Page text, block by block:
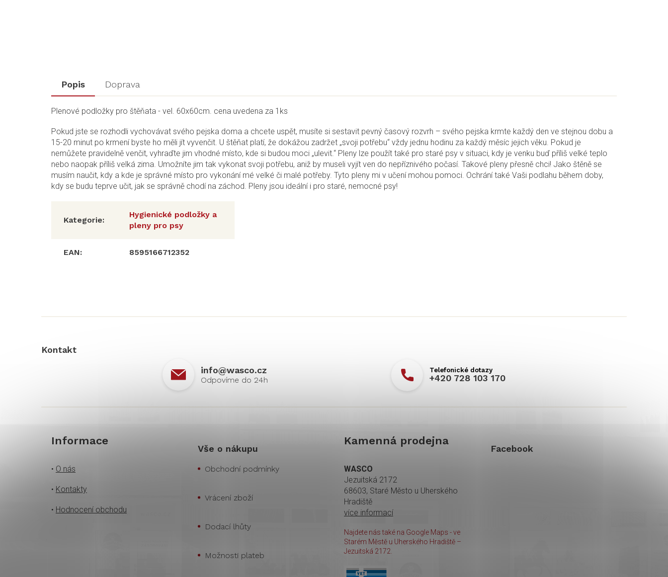
Popis Doprava
Plenové podložky pro štěňata - vel. 60x60cm. cena uvedena za 1ks
Pokud jste se rozhodli vychovávat svého pejska doma a chcete uspět, musíte si sestavit pevný časový rozvrh – svého pejska krmte každý den ve stejnou dobu a
15-20 minut po krmení byste ho měli jít vyvenčit. U štěňat platí, že dokážou zadržet „svoji potřebu“ vždy jednu hodinu za každý měsíc jejich věku. Pokud je
nemůžete pravidelně venčit, vyhraďte jim vhodné místo, kde si budou moci „ulevit.“ Pleny lze použít také pro staré psy v situaci, kdy je venku buď příliš velké teplo
nebo naopak příliš velká zima. Umožníte jim tak vykonat svoji potřebu, aniž by museli vyjít ven do nepříznivého počasí. Takové pleny přesně chci! Jako štěně se
musím naučit, kdy a kde je správné místo pro vykonání mé velké či malé potřeby. Tyto pleny mi v učení mohou pomoci. Ochrání také Vaši podlahu během doby,
kdy se budu teprve učit, jak se správně chodí na záchod. Pleny jsou ideální i pro staré, nemocné psy!
Kategorie:
Hygienické podložky a
pleny pro psy
EAN: 8595166712352
Kontakt
info@wasco.cz
+420 728 103 170
Informace
• O nás
• Kontakty
• Hodnocení obchodu
Vše o nákupu
Obchodní podmínky
Vrácení zboží
Dodací lhůty
Možnosti plateb
Kamenná prodejna
WASCO
Jezuitská 2172
68603, Staré Město u Uherského
Hradiště
více informací
Najdete nás také na Google Maps - ve
Starém Městě u Uherského Hradiště –
Jezuitská 2172.
Facebook